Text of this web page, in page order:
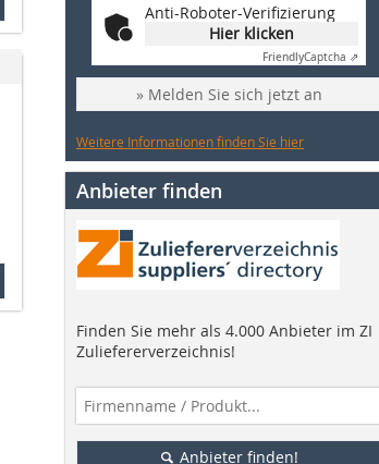
Anti-Roboter-Verifizierung
Hier klicken
FriendlyCaptcha ⇗
» Melden Sie sich jetzt an
Weitere Informationen finden Sie hier
Anbieter finden
Finden Sie mehr als 4.000 Anbieter im ZI
Zuliefererverzeichnis!
Anbieter finden!